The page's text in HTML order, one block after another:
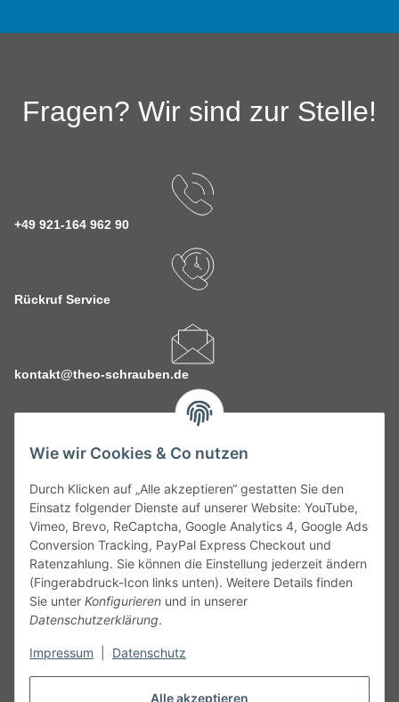
Alle akzeptieren
Wie wir Cookies & Co nutzen
Durch Klicken auf „Alle akzeptieren“ gestatten Sie den
Einsatz folgender Dienste auf unserer Website: YouTube,
Vimeo, Brevo, ReCaptcha, Google Analytics 4, Google Ads
Conversion Tracking, PayPal Express Checkout und
Ratenzahlung. Sie können die Einstellung jederzeit ändern
(Fingerabdruck-Icon links unten). Weitere Details finden
Sie unter Konfigurieren und in unserer
Datenschutzerklärung.
Impressum Datenschutz
Fragen? Wir sind zur Stelle!
+49 921-164 962 90
Rückruf Service
kontakt@theo-schrauben.de
Service
Gesetzliche Informationen
Alle technischen Angaben ohne Gewähr. Irrtümer und fehlerhafte
Angaben vorbehalten. Wenn Sie Datenblätter oder spezielle
unseren Kundenservice. Abbildungen der Artikel können